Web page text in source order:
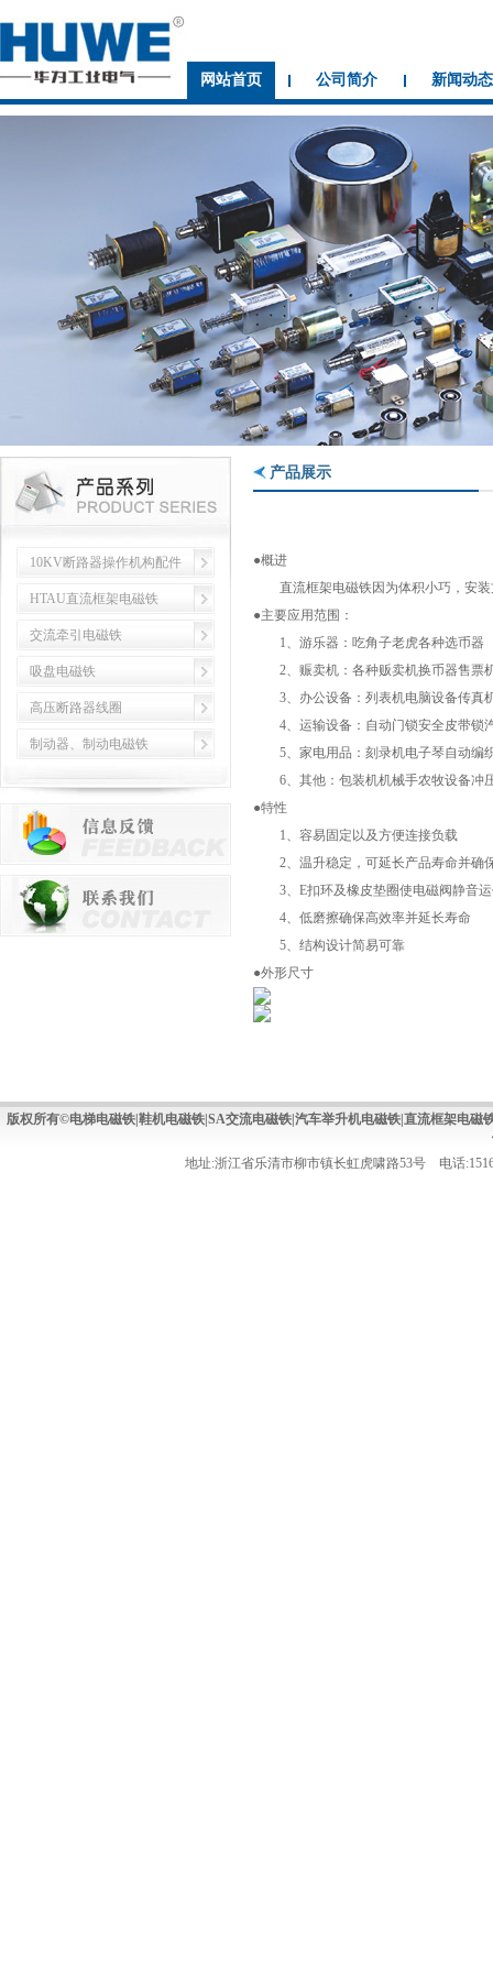
网站首页 公司简介 新闻动态
10KV断路器操作机构配件
HTAU直流框架电磁铁
交流牵引电磁铁
吸盘电磁铁
高压断路器线圈
制动器、制动电磁铁
产品展示
●概进
直流框架电磁铁因为体积小巧，安装
●主要应用范围：
1、游乐器：吃角子老虎各种选币器
2、赈卖机：各种贩卖机换币器售票
3、办公设备：列表机电脑设备传真
4、运输设备：自动门锁安全皮带锁
5、家电用品：刻录机电子琴自动编
6、其他：包装机机械手农牧设备冲
●特性
1、容易固定以及方便连接负载
2、温升稳定，可延长产品寿命并确
3、E扣环及橡皮垫圈使电磁阀静音
4、低磨擦确保高效率并延长寿命
5、结构设计简易可靠
●外形尺寸
版权所有©电梯电磁铁|鞋机电磁铁|SA交流电磁铁|汽车举升机电磁铁|直流框架电
地址:浙江省乐清市柳市镇长虹虎啸路53号 电话